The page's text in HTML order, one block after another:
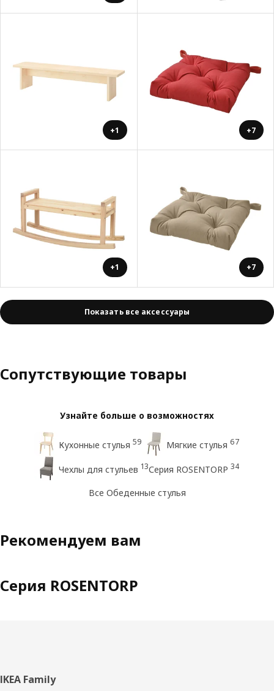
+1 +7
+1 +7
Показать все аксессуары
Сопутствующие товары
Узнайте больше о возможностях
Кухонные стулья 59 Мягкие стулья 67
Чехлы для стульев 13Серия ROSENTORP 34
Все Обеденные стулья
Рекомендуем вам
Серия ROSENTORP
Нижний
IKEA Family